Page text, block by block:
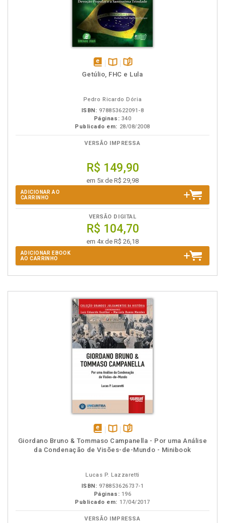
disponívelDisponível
páginas
Getúlio, FHC e Lula
Pedro Ricardo Dória
ISBN: 978853622091-8
Páginas: 340
Publicado em: 28/08/2008
VERSÃO IMPRESSA
R$ 149,90
em 5x de R$ 29,98
ADICIONAR AO
CARRINHO
VERSÃO DIGITAL
R$ 104,70
em 4x de R$ 26,18
ADICIONAR EBOOK
AO CARRINHO
disponível
em
Disponível
na
páginas
Giordano Bruno & Tommaso Campanella - Por uma Análise
da Condenação de Visões-de-Mundo - Minibook
Lucas P. Lazzaretti
ISBN: 978853626737-1
Páginas: 196
Publicado em: 17/04/2017
VERSÃO IMPRESSA